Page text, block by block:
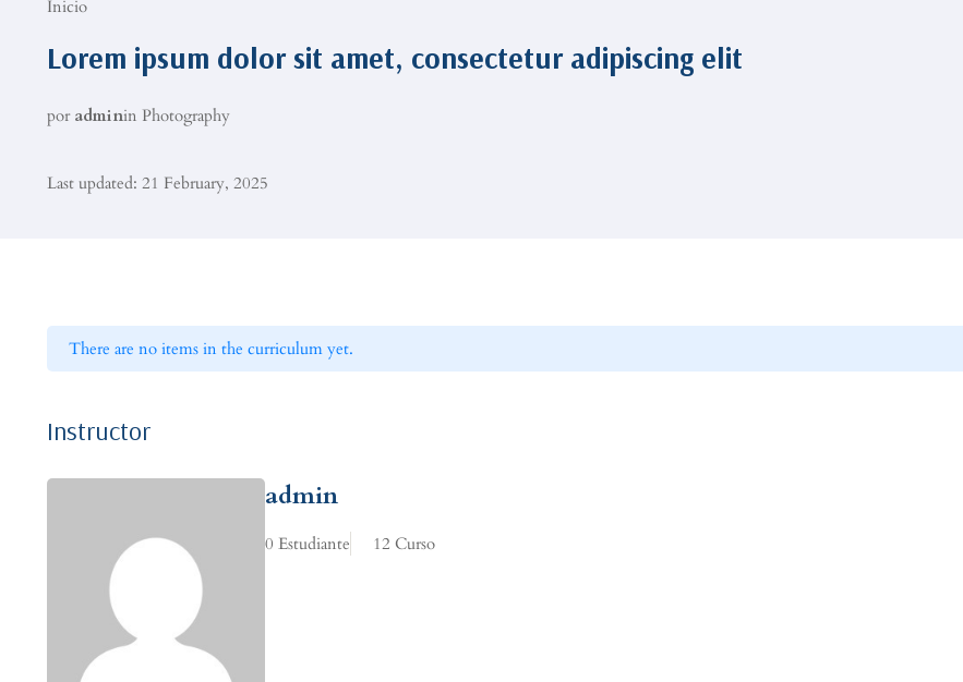
Inicio
Lorem ipsum dolor sit amet, consectetur adipiscing elit
por adminin Photography
Last updated: 21 February, 2025
There are no items in the curriculum yet.
Instructor
admin
0 Estudiante 12 Curso